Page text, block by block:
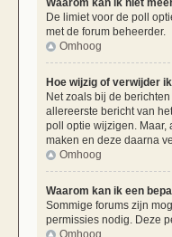
De limiet voor de poll
met de forum beheerder.
Omhoog
Hoe wijzig of verwijder
Net zoals bij de
allereerste bericht van
poll optie wijzigen. Maar,
maken en deze daarna
Omhoog
Waarom kan ik een
Sommige forums zijn
permissies nodig. Deze
Omhoog